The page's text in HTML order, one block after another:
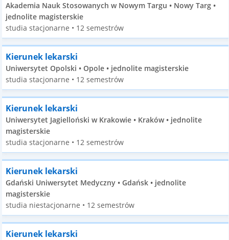
Akademia Nauk Stosowanych w Nowym Targu • Nowy Targ •
jednolite magisterskie
studia stacjonarne • 12 semestrów
Kierunek lekarski
Uniwersytet Opolski • Opole • jednolite magisterskie
studia stacjonarne • 12 semestrów
Kierunek lekarski
Uniwersytet Jagielloński w Krakowie • Kraków • jednolite
magisterskie
studia stacjonarne • 12 semestrów
Kierunek lekarski
Gdański Uniwersytet Medyczny • Gdańsk • jednolite
magisterskie
studia niestacjonarne • 12 semestrów
Kierunek lekarski